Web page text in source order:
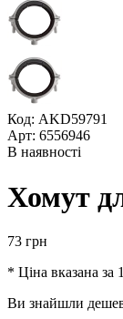
Код: AKD59791
Арт: 6556946
В наявності
Хомут
73 грн
* Ціна вказана за
Ви знайшли